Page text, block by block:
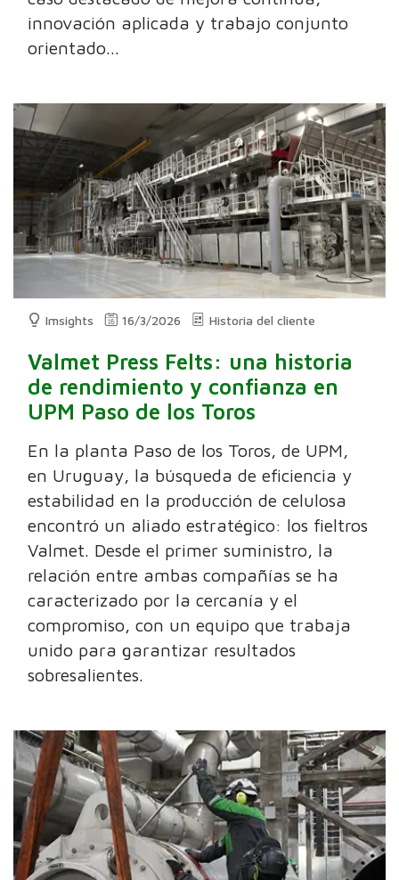
innovación aplicada y trabajo conjunto
orientado...
Imsights 16/3/2026 Historia del cliente
Valmet Press Felts: una historia
de rendimiento y confianza en
UPM Paso de los Toros
En la planta Paso de los Toros, de UPM,
en Uruguay, la búsqueda de eficiencia y
estabilidad en la producción de celulosa
encontró un aliado estratégico: los fieltros
Valmet. Desde el primer suministro, la
relación entre ambas compañías se ha
caracterizado por la cercanía y el
compromiso, con un equipo que trabaja
unido para garantizar resultados
sobresalientes.